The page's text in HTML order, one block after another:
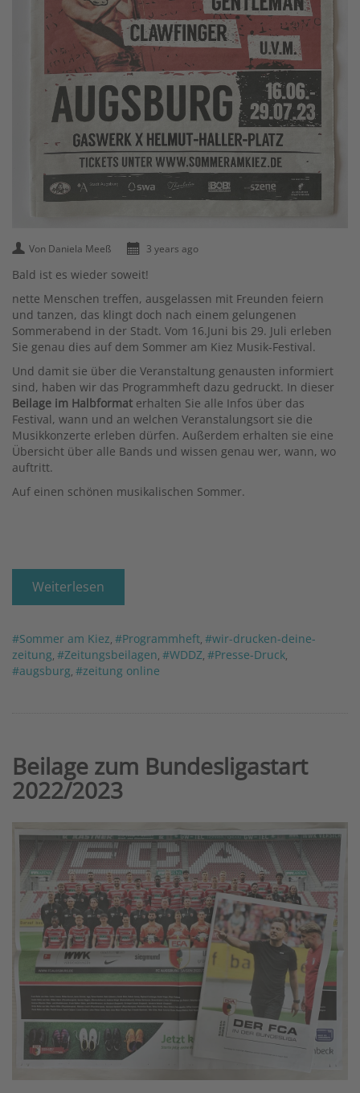
Von Daniela Meeß 3 years ago
Bald ist es wieder soweit!
nette Menschen treffen, ausgelassen mit Freunden feiern
und tanzen, das klingt doch nach einem gelungenen
Sommerabend in der Stadt. Vom 16.Juni bis 29. Juli erleben
Sie genau dies auf dem Sommer am Kiez Musik-Festival.
Und damit sie über die Veranstaltung genausten informiert
sind, haben wir das Programmheft dazu gedruckt. In dieser
Beilage im Halbformat erhalten Sie alle Infos über das
Festival, wann und an welchen Veranstalungsort sie die
Musikkonzerte erleben dürfen. Außerdem erhalten sie eine
Übersicht über alle Bands und wissen genau wer, wann, wo
auftritt.
Auf einen schönen musikalischen Sommer.
Weiterlesen
#Sommer am Kiez #Programmheft #wir-drucken-deine-
zeitung #Zeitungsbeilagen #WDDZ #Presse-Druck
#augsburg #zeitung online
Beilage zum Bundesligastart
2022/2023